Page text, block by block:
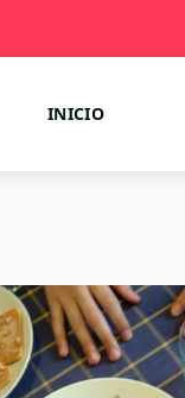
INICIO